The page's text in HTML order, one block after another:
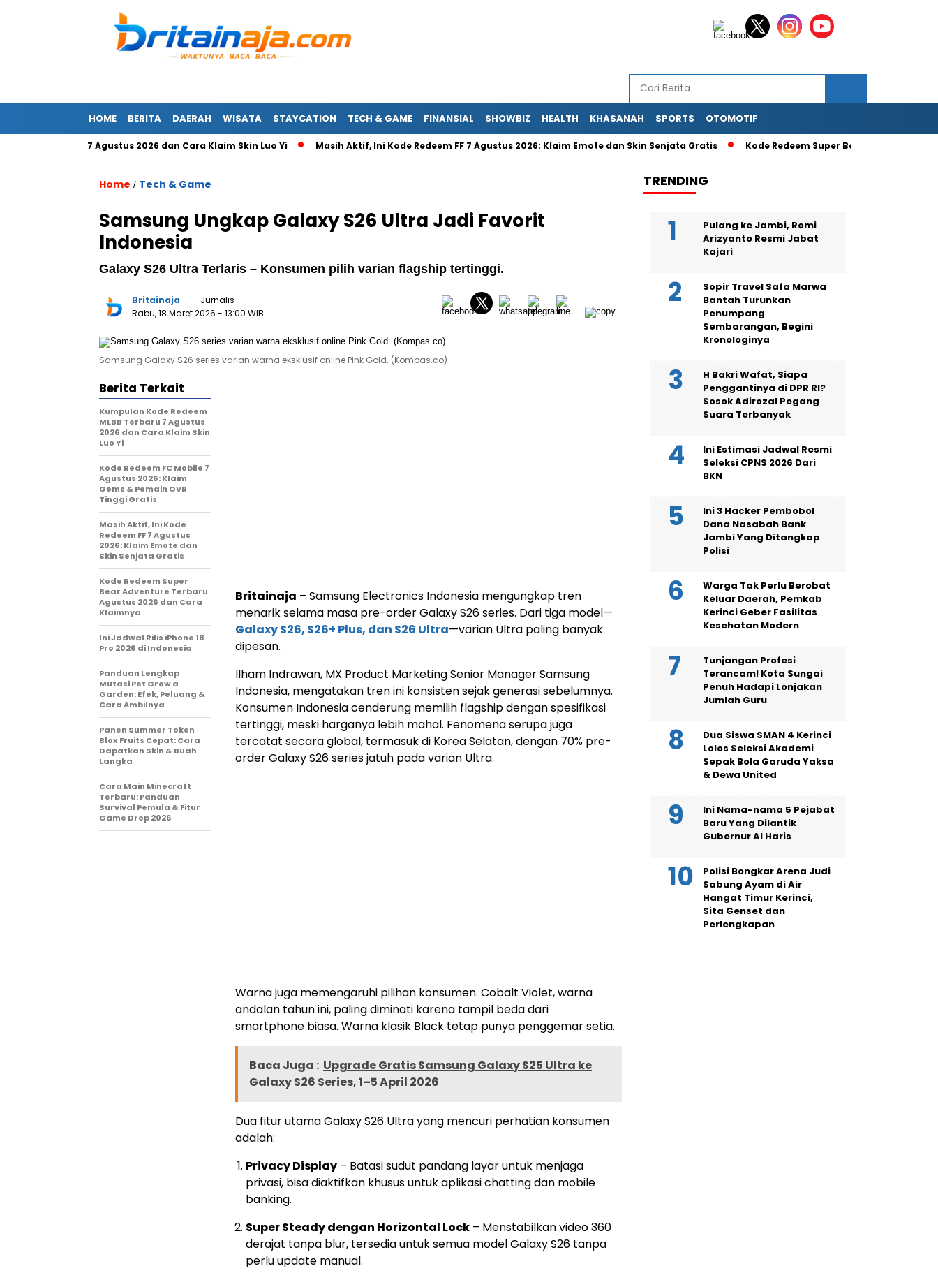
HOME BERITA DAERAH WISATA STAYCATION TECH & GAME FINANSIAL SHOWBIZ HEALTH KHASANAH SPORTS OTOMOTIF
Terbaru 7 Agustus 2026 dan Cara Klaim Skin Luo Yi Masih Aktif, Ini Kode Redeem FF 7 Agustus 2026: Klaim Emote dan Skin Senjata Gratis Kode Redeem Super Bear Adventure
Home / Tech & Game
Samsung Ungkap Galaxy S26 Ultra Jadi Favorit
Indonesia
Galaxy S26 Ultra Terlaris – Konsumen pilih varian flagship tertinggi.
Britainaja
- Jurnalis
Rabu, 18 Maret 2026 - 13:00 WIB
Samsung Galaxy S26 series varian warna eksklusif online Pink Gold. (Kompas.co)
Britainaja – Samsung Electronics Indonesia mengungkap tren
menarik selama masa pre-order Galaxy S26 series. Dari tiga model—
Galaxy S26, S26+ Plus, dan S26 Ultra—varian Ultra paling banyak
dipesan.
Ilham Indrawan, MX Product Marketing Senior Manager Samsung
Indonesia, mengatakan tren ini konsisten sejak generasi sebelumnya.
Konsumen Indonesia cenderung memilih flagship dengan spesifikasi
tertinggi, meski harganya lebih mahal. Fenomena serupa juga
tercatat secara global, termasuk di Korea Selatan, dengan 70% pre-
order Galaxy S26 series jatuh pada varian Ultra.
Warna juga memengaruhi pilihan konsumen. Cobalt Violet, warna
andalan tahun ini, paling diminati karena tampil beda dari
smartphone biasa. Warna klasik Black tetap punya penggemar setia.
Baca Juga : Upgrade Gratis Samsung Galaxy S25 Ultra ke
Galaxy S26 Series, 1–5 April 2026
Dua fitur utama Galaxy S26 Ultra yang mencuri perhatian konsumen
adalah:
Privacy Display – Batasi sudut pandang layar untuk menjaga
privasi, bisa diaktifkan khusus untuk aplikasi chatting dan mobile
banking.
Super Steady dengan Horizontal Lock – Menstabilkan video 360
derajat tanpa blur, tersedia untuk semua model Galaxy S26 tanpa
perlu update manual.
Berita Terkait
Kumpulan Kode Redeem
MLBB Terbaru 7 Agustus
2026 dan Cara Klaim Skin
Luo Yi
Kode Redeem FC Mobile 7
Agustus 2026: Klaim
Gems & Pemain OVR
Tinggi Gratis
Masih Aktif, Ini Kode
Redeem FF 7 Agustus
2026: Klaim Emote dan
Skin Senjata Gratis
Kode Redeem Super
Bear Adventure Terbaru
Agustus 2026 dan Cara
Klaimnya
Ini Jadwal Rilis iPhone 18
Pro 2026 di Indonesia
Panduan Lengkap
Mutasi Pet Grow a
Garden: Efek, Peluang &
Cara Ambilnya
Panen Summer Token
Blox Fruits Cepat: Cara
Dapatkan Skin & Buah
Langka
Cara Main Minecraft
Terbaru: Panduan
Survival Pemula & Fitur
Game Drop 2026
TRENDING
Pulang ke Jambi, Romi
Arizyanto Resmi Jabat
Kajari
Sopir Travel Safa Marwa
Bantah Turunkan
Penumpang
Sembarangan, Begini
Kronologinya
H Bakri Wafat, Siapa
Penggantinya di DPR RI?
Sosok Adirozal Pegang
Suara Terbanyak
Ini Estimasi Jadwal Resmi
Seleksi CPNS 2026 Dari
BKN
Ini 3 Hacker Pembobol
Dana Nasabah Bank
Jambi Yang Ditangkap
Polisi
Warga Tak Perlu Berobat
Keluar Daerah, Pemkab
Kerinci Geber Fasilitas
Kesehatan Modern
Tunjangan Profesi
Terancam! Kota Sungai
Penuh Hadapi Lonjakan
Jumlah Guru
Dua Siswa SMAN 4 Kerinci
Lolos Seleksi Akademi
Sepak Bola Garuda Yaksa
& Dewa United
Ini Nama-nama 5 Pejabat
Baru Yang Dilantik
Gubernur Al Haris
Polisi Bongkar Arena Judi
Sabung Ayam di Air
Hangat Timur Kerinci,
Sita Genset dan
Perlengkapan